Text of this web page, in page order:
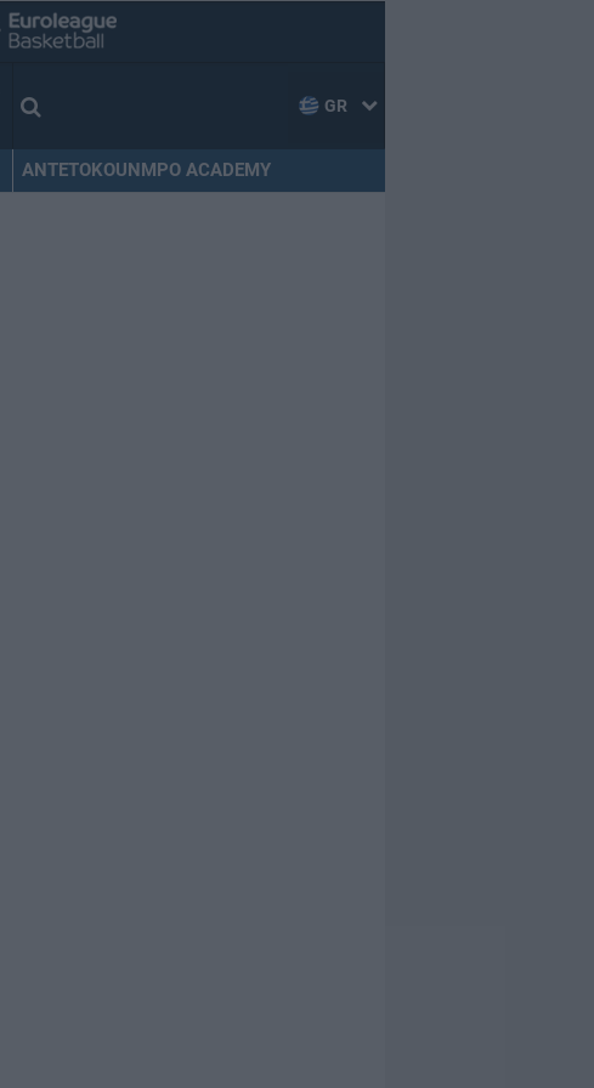
GR
ANTETOKOUNMPO ACADEMY